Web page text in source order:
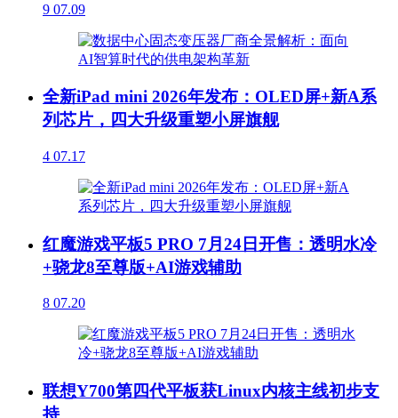
9 07.09
全新iPad mini 2026年发布：OLED屏+新A系
列芯片，四大升级重塑小屏旗舰
4 07.17
红魔游戏平板5 PRO 7月24日开售：透明水冷
+骁龙8至尊版+AI游戏辅助
8 07.20
联想Y700第四代平板获Linux内核主线初步支
持